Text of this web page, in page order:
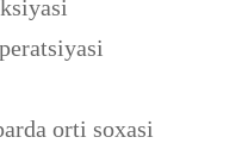
orti soxasi